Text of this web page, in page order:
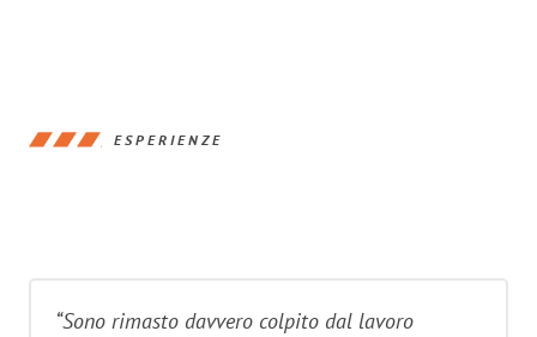
ESPERIENZE
“Sono rimasto davvero colpito dal lavoro